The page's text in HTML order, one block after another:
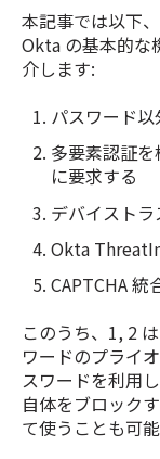
本記事では以下
Okta の基本的な
介します:
パスワード
多要素認証
に要求する
デバイスト
Okta
CAPTCHA 統
このうち、1, 2
ワードのプライ
スワードを利用
自体をブロック
て使うことも可能